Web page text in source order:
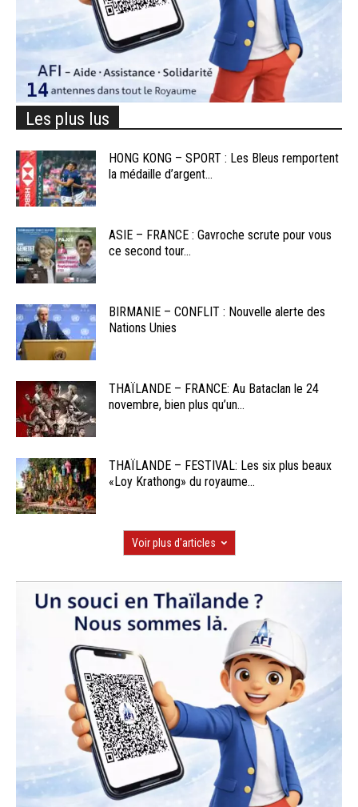
Les plus lus
HONG KONG – SPORT : Les Bleus remportent
la médaille d’argent...
ASIE – FRANCE : Gavroche scrute pour vous
ce second tour...
BIRMANIE – CONFLIT : Nouvelle alerte des
Nations Unies
THAÏLANDE – FRANCE: Au Bataclan le 24
novembre, bien plus qu’un...
THAÏLANDE – FESTIVAL: Les six plus beaux
«Loy Krathong» du royaume...
Voir plus d'articles